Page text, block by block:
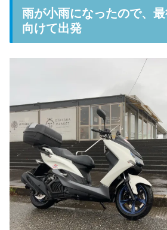
雨が小雨になったので、
向けて出発